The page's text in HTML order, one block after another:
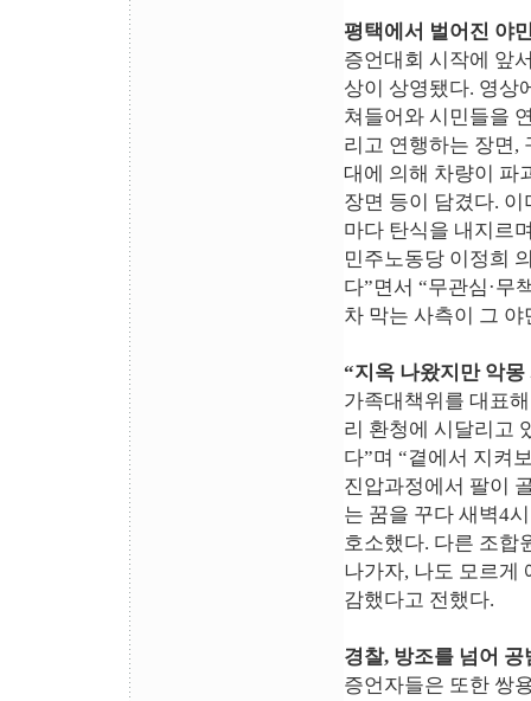
평택에서 벌어진 야
증언대회 시작에 앞
상이 상영됐다. 영상
쳐들어와 시민들을
리고 연행하는 장면,
대에 의해 차량이 파
장면 등이 담겼다.
마다 탄식을 내지르
민주노동당 이정희
다”면서 “무관심·무
차 막는 사측이 그
“지옥 나왔지만 악몽
가족대책위를 대표
리 환청에 시달리고
다”며 “곁에서 지켜
진압과정에서 팔이
는 꿈을 꾸다 새벽4
호소했다. 다른 조합
나가자, 나도 모르게
감했다고 전했다.
경찰, 방조를 넘어 공
증언자들은 또한 쌍